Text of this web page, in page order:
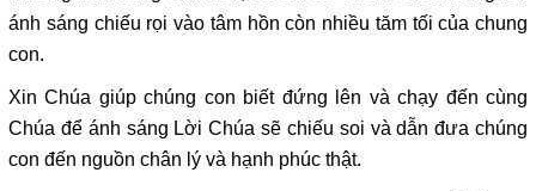
ánh sáng chiếu rọi vào tâm hồn còn nhiều tăm tối của chung
con.
Xin Chúa giúp chúng con biết đứng lên và chạy đến cùng
Chúa để ánh sáng Lời Chúa sẽ chiếu soi và dẫn đưa chúng
con đến nguồn chân lý và hạnh phúc thật.